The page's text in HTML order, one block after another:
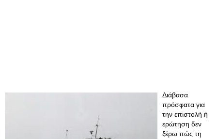
Διάβασα
πρόσφατα για
την επιστολή ή
ερώτηση δεν
ξέρω πώς τη